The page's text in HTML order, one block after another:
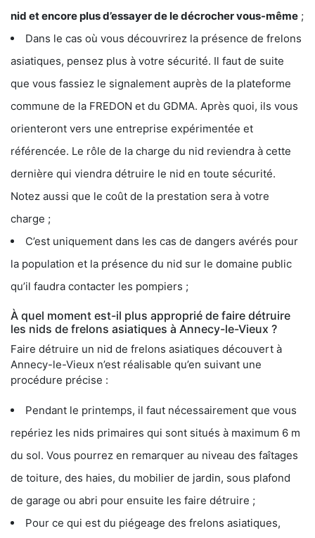
nid et encore plus d’essayer de le décrocher vous-même ;
Dans le cas où vous découvrirez la présence de frelons
asiatiques, pensez plus à votre sécurité. Il faut de suite
que vous fassiez le signalement auprès de la plateforme
commune de la FREDON et du GDMA. Après quoi, ils vous
orienteront vers une entreprise expérimentée et
référencée. Le rôle de la charge du nid reviendra à cette
dernière qui viendra détruire le nid en toute sécurité.
Notez aussi que le coût de la prestation sera à votre
charge ;
C’est uniquement dans les cas de dangers avérés pour
la population et la présence du nid sur le domaine public
qu’il faudra contacter les pompiers ;
À quel moment est-il plus approprié de faire détruire
les nids de frelons asiatiques à Annecy-le-Vieux ?
Faire détruire un nid de frelons asiatiques découvert à
Annecy-le-Vieux n’est réalisable qu’en suivant une
procédure précise :
Pendant le printemps, il faut nécessairement que vous
repériez les nids primaires qui sont situés à maximum 6 m
du sol. Vous pourrez en remarquer au niveau des faîtages
de toiture, des haies, du mobilier de jardin, sous plafond
de garage ou abri pour ensuite les faire détruire ;
Pour ce qui est du piégeage des frelons asiatiques,